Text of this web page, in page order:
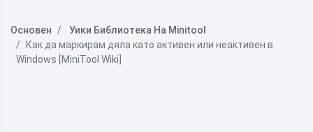
Основен
Уики Библиотека На Minitool
Как да маркирам дяла като активен или неактивен в
Windows [MiniTool Wiki]